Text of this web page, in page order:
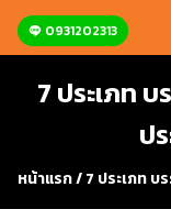
Skip
0931202313
7 ประเภท
ป
หน้าแรก/7 ประเภท